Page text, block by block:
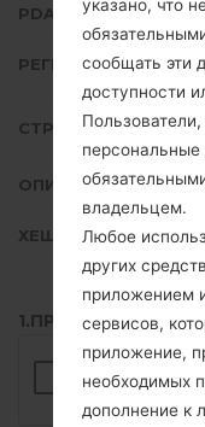
PDA/AP ВЕРСИЯ
РЕГИОН
СТРАНА
ОПИСАНИЕ
ХЕШ
1.ПРОВЕРИТЬ
указано, что
сообщать эти
доступности
владельцем.
Любое
других
приложением
сервисов,
приложение,
необходимых
дополнение к